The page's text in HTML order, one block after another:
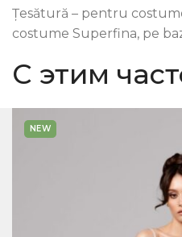
Țesătură – pentru
costume Superfina, pe
С этим